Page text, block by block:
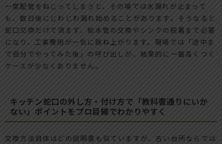
一度配管をねじってしまうと、その場では水漏れが止まって
も、数日後にじわじわ漏れ始めることがあります。そうなると
蛇口交換だけで済まず、給水管の交換やシンクの脱着まで必要
になり、工事費用が一気に跳ね上がります。現場では「途中ま
で自分でやってみた後」の呼び出しが、結果的に一番高くつく
ケースが少なくありません。
キッチン蛇口の外し方・付け方で「教科書通りにいか
ない」ポイントをプロ目線でわかりやすく
交換方法自体はどの説明書も似ていますが、古い台所ならでは